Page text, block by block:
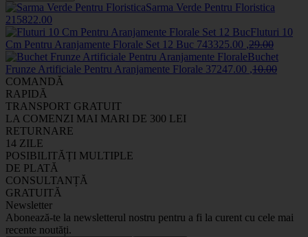
Sarma Verde Pentru Floristica
215822.00
Fluturi 10
Cm Pentru Aranjamente Florale Set 12 Buc 743325.00 ,29.00
Buchet
Frunze Artificiale Pentru Aranjamente Florale 37247.00 ,10.00
COMANDĂ
RAPIDĂ
TRANSPORT GRATUIT
LA COMENZI MAI MARI DE 300 LEI
RETURNARE
14 ZILE
POSIBILITĂȚI MULTIPLE
DE PLATĂ
CONSULTANȚĂ
GRATUITĂ
Newsletter
Abonează-te la newsletterul nostru pentru a fi la curent cu cele mai
recente noutăți.